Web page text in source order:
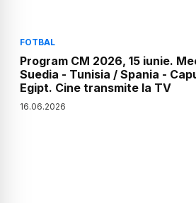
FOTBAL
Program CM 2026, 15 iunie.
Suedia - Tunisia / Spania -
Egipt. Cine transmite la TV
16.06.2026